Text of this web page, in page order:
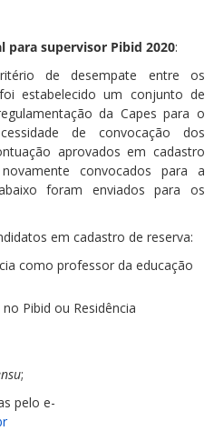
para supervisor Pibid 2020:
de desempate entre os
estabelecido um conjunto de
da Capes para o
de convocação dos
aprovados em cadastro
convocados para a
foram enviados para os
em cadastro de reserva:
como professor da educação
Pibid ou Residência
;
pelo e-